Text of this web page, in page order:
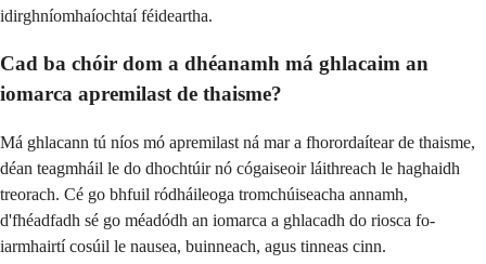
idirghníomhaíochtaí féideartha.
Cad ba chóir dom a dhéanamh má ghlacaim an
iomarca apremilast de thaisme?
Má ghlacann tú níos mó apremilast ná mar a fhorordaítear de thaisme,
déan teagmháil le do dhochtúir nó cógaiseoir láithreach le haghaidh
treorach. Cé go bhfuil ródháileoga tromchúiseacha annamh,
d'fhéadfadh sé go méadódh an iomarca a ghlacadh do riosca fo-
iarmhairtí cosúil le nausea, buinneach, agus tinneas cinn.